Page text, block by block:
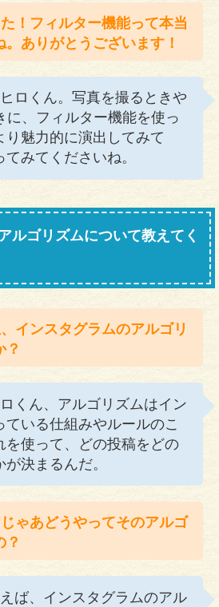
！フィルター機能って本当
ありがとうございます！
ロくん。写真を撮るときや
に、フィルター機能を使っ
り魅力的に演出してみて
みてくださいね。
ルゴリズムについて教えてく
インスタグラムのアルゴリ
？
くん、アルゴリズムはイン
ている仕組みやルールのこ
を使って、どの投稿をどの
決まるんだ。
ゃあどうやってそのアルゴ
？
ば、インスタグラムのアル